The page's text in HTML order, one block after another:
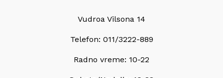
Vudroa Vilsona 14
Telefon: 011/3222-889
Radno vreme: 10-22